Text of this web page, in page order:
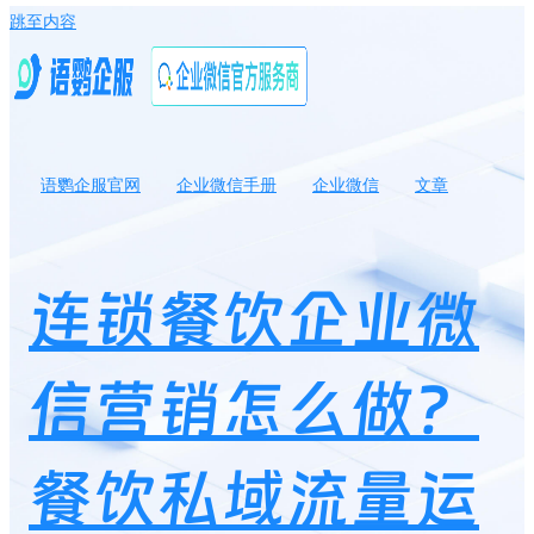
跳至内容
语鹦企服官网 企业微信手册 企业微信
文章
连锁餐饮企业微
信营销怎么做？
餐饮私域流量运